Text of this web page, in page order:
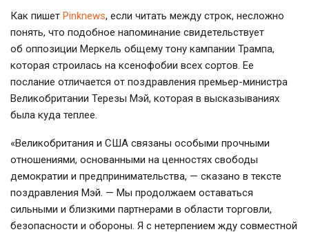
Как пишет Pinknews, если читать между строк, несложно
понять, что подобное напоминание свидетельствует
об оппозиции Меркель общему тону кампании Трампа,
которая строилась на ксенофобии всех сортов. Ее
послание отличается от поздравления премьер-министра
Великобритании Терезы Мэй, которая в высказываниях
была куда теплее.
«Великобритания и США связаны особыми прочными
отношениями, основанными на ценностях свободы
демократии и предпринимательства, — сказано в тексте
поздравления Мэй. — Мы продолжаем оставаться
сильными и близкими партнерами в области торговли,
безопасности и обороны. Я с нетерпением жду совместной